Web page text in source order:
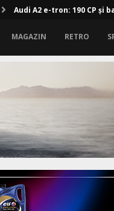
Audi A2 e-tron: 190 CP și
MAGAZIN RETRO